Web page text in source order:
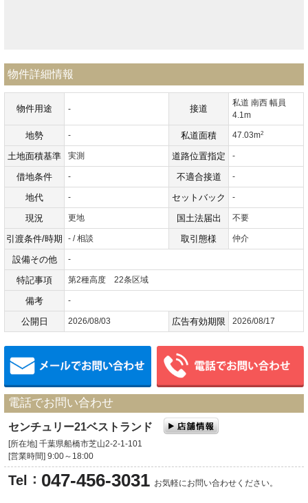
物件詳細情報
物件用途 - 接道
私道 南西 幅員
4.1m
地勢 - 私道面積 47.03m2
土地面積基準 実測 道路位置指定 -
借地条件 - 不適合接道 -
地代 - セットバック -
現況 更地 国土法届出 不要
引渡条件/時期 - / 相談 取引態様 仲介
設備その他 -
特記事項 第2種高度 22条区域
備考 -
公開日 2026/08/03 広告有効期限 2026/08/17
メールでお問い合わせ
電話でお問い合わせ
センチュリー21ベストランド
[所在地] 千葉県船橋市芝山2-2-1-101
[営業時間] 9:00～18:00
Tel ： 047-456-3031 お気軽にお問い合わせください。